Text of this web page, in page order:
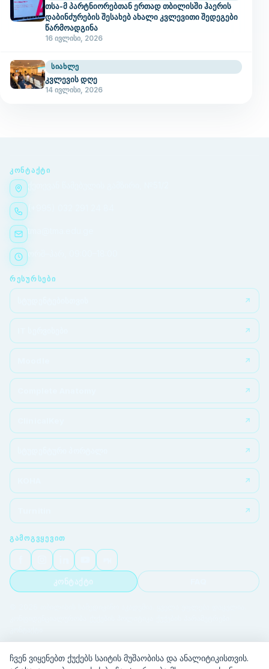
თსა-მ პარტნიორებთან ერთად თბილისში ჰაერის
დაბინძურების შესახებ ახალი კვლევითი შედეგები
წარმოადგინა
16 ივლისი, 2026
ᲡᲘᲐᲮᲚᲔ
კვლევის დღე
14 ივლისი, 2026
ᲙᲝᲜᲢᲐᲥᲢᲘ
ᲠᲔᲡᲣᲠᲡᲔᲑᲘ
ᲒᲐᲛᲝᲒᲕᲧᲔᲕᲘᲗ
კონტაქტი
ჩვენ ვიყენებთ ქუქებს საიტის მუშაობისა და ანალიტიკისთვის.